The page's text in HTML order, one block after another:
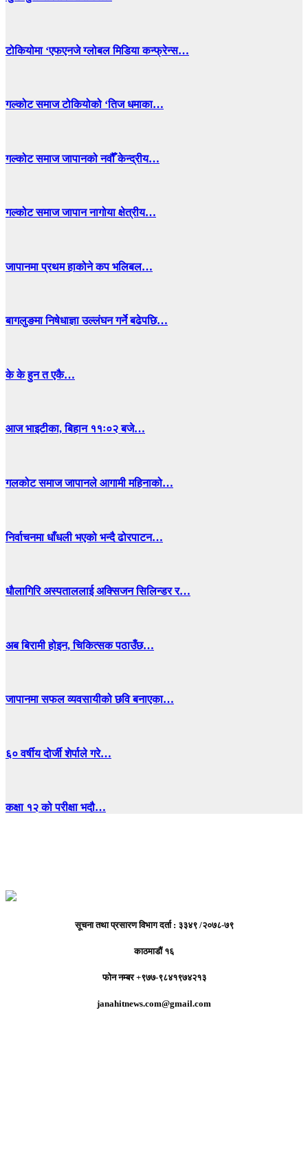
टोकियोमा ‘एफएनजे ग्लोबल मिडिया कन्फ्रेन्स…
गल्कोट समाज टोकियोको ‘तिज धमाका…
गल्कोट समाज जापानको नवौँ केन्द्रीय…
गल्कोट समाज जापान नागोया क्षेत्रीय…
जापानमा प्रथम हाकोने कप भलिबल…
बागलुङमा निषेधाज्ञा उल्लंघन गर्ने बढेपछि…
के के हुन त एकै…
आज भाइटीका, बिहान ११ः०२ बजे…
गलकोट समाज जापानले आगामी महिनाको…
निर्वाचनमा धाँधली भएको भन्दै ढोरपाटन…
धाैलागिरि अस्पताललाई अक्सिजन सिलिन्डर र…
अब बिरामी होइन, चिकित्सक पठाउँछ…
जापानमा सफल व्यवसायीको छवि बनाएका…
६० वर्षीय दोर्जी शेर्पाले गरे…
कक्षा १२ को परीक्षा भदौ…
सूचना तथा प्रसारण विभाग दर्ता : ३३४९ /२०७८-७९
काठमाडौं १६
फोन नम्बर +९७७-९८४१९७४२१३
janahitnews.com@gmail.com